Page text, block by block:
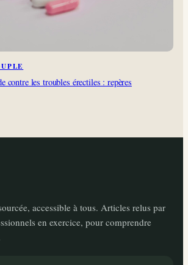
contre les troubles érectiles : repères
accessible à tous. Articles relus par
en exercice, pour comprendre